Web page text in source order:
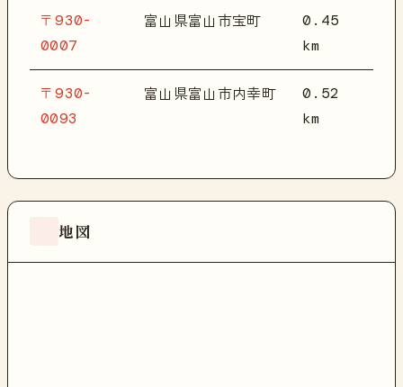
〒930-
0007
富山県富山市宝町
0.45
km
〒930-
0093
富山県富山市内幸町
0.52
km
地図